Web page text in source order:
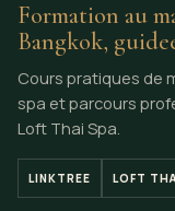
Formation au
Bangkok,
Cours pratiques de
spa et parcours
Loft Thai Spa.
LINKTREE LOFT